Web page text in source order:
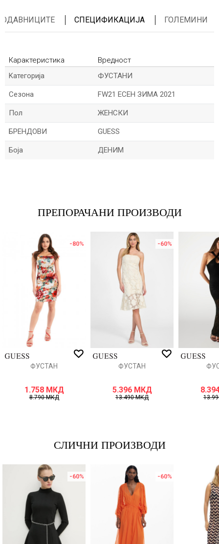
СПЕЦИФИКАЦИЈА ГОЛЕМИНИ
Карактеристика
Вредност
Kатегорија
ФУСТАНИ
Сезона FW21 ЕСЕН ЗИМА 2021
Пол ЖЕНСКИ
БРЕНДОВИ GUESS
Боја ДЕНИМ
ПРЕПОРАЧАНИ ПРОИЗВОДИ
-80%
ФУСТАН
1.758 МКД
8.790МКД
-60%
ФУСТАН
5.396 МКД
13.490МКД
СЛИЧНИ ПРОИЗВОДИ
-60% -60%